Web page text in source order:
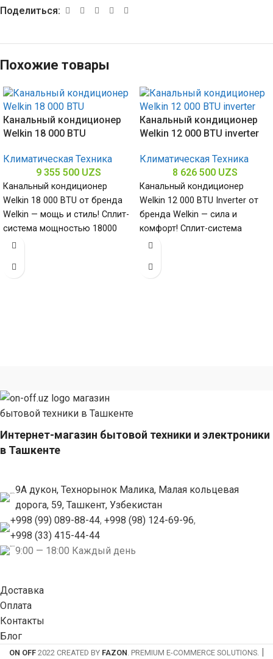
Поделиться:
Похожие товары
Канальный кондиционер
Welkin 18 000 BTU
Климатическая Техника
9 355 500 UZS
Канальный кондиционер
Welkin 18 000 BTU от бренда
Welkin — мощь и стиль! Сплит-
система мощностью 18000
БТЕ для помещений до
Канальный кондиционер
Welkin 12 000 BTU inverter
Климатическая Техника
8 626 500 UZS
Канальный кондиционер
Welkin 12 000 BTU Inverter от
бренда Welkin — сила и
комфорт! Сплит-система
мощностью 12000 БТЕ для
Интернет-магазин бытовой техники и электроники
в Ташкенте
9А дукон, Технорынок Малика, Малая кольцевая
дорога, 59, Ташкент, Узбекистан
+998 (99) 089-88-44, +998 (98) 124-69-96,
+998 (33) 415-44-44
9:00 — 18:00 Каждый день
Доставка
Оплата
Контакты
Блог
ON OFF 2022 CREATED BY FAZON . PREMIUM E-COMMERCE SOLUTIONS. |